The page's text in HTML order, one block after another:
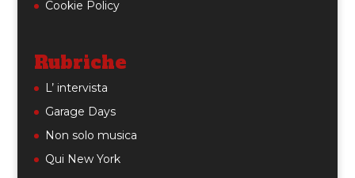
Cookie Policy
Rubriche
L’ intervista
Garage Days
Non solo musica
Qui New York